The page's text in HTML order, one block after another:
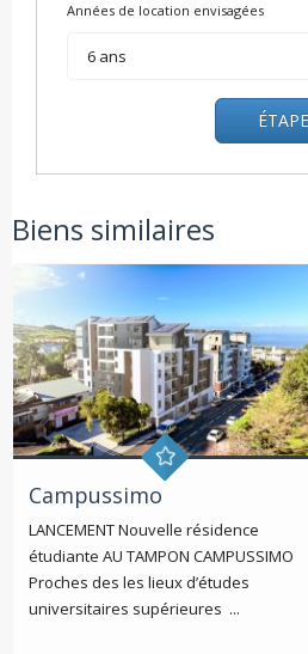
Années de location envisagées
Biens similaires
Campussimo
LANCEMENT Nouvelle résidence
étudiante AU TAMPON CAMPUSSIMO
Proches des les lieux d’études
universitaires supérieures ...